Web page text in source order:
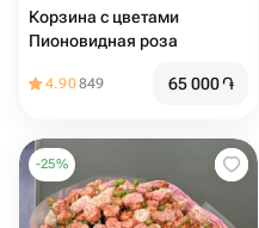
Корзина с цветами
Пионовидная роза
4.90849 65 000֏
-25%